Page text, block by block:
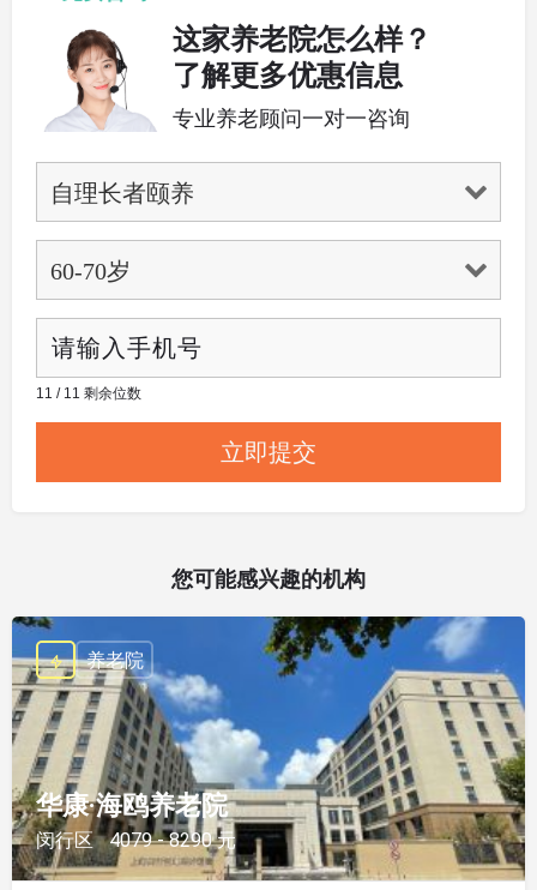
这家养老院怎么样？
了解更多优惠信息
专业养老顾问一对一咨询
11 / 11 剩余位数
您可能感兴趣的机构
华康·海鸥养老院
闵行区 4079 - 8290 元
养老院